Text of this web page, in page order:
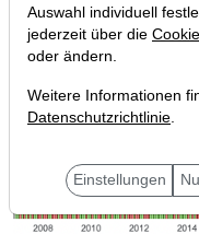
Auswahl individuell
jederzeit über die
oder ändern.
Weitere Informationen
Datenschutzrichtlinie.
Einstellungen